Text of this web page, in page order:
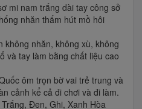
mi nam trắng dài tay công sở
nhăn thấm hút mồ hôi
không nhăn, không xù, không
và tay làm bằng chất liệu cao
ôm trọn bờ vai trẻ trung và
cảnh kể cả đi chơi và đi làm.
Đen, Ghi, Xanh Hòa